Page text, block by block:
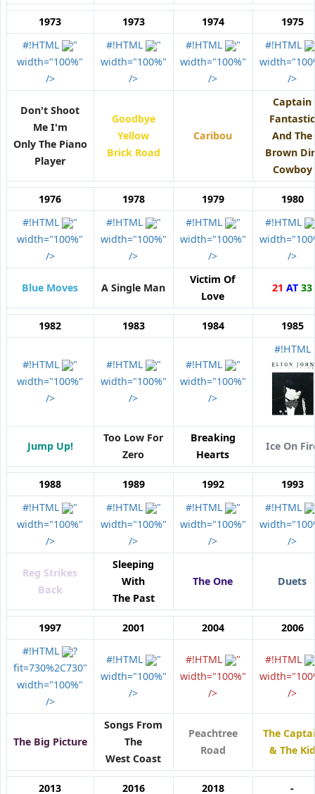
1973 1973 1974
1975
#!HTML
"
width="100%"
/>
#!HTML
"
width="100%"
/>
#!HTML
"
width="100%"
/>
#!HTML
/>
Don't Shoot
Me I'm
Only The Piano
Player
Goodbye
Yellow
Brick Road
Caribou
Captain
Fantastic
And The
Brown
Cowboy
1976 1978 1979
1980
#!HTML
"
width="100%"
/>
#!HTML
"
width="100%"
/>
#!HTML
"
width="100%"
/>
#!HTML
/>
Blue Moves A Single Man
Victim Of
Love
21 AT 33
1982 1983 1984 1985
#!HTML
"
width="100%"
/>
#!HTML
"
width="100%"
/>
#!HTML
"
width="100%"
/>
#!HTML
Jump Up!
Too Low For
Zero
Breaking
Hearts
Ice On
1988 1989 1992
1993
#!HTML
"
width="100%"
/>
#!HTML
"
width="100%"
/>
#!HTML
"
width="100%"
/>
#!HTML
/>
Reg Strikes
Back
Sleeping
With
The Past
The One Duets
1997 2001 2004
2006
#!HTML
?
fit=730%2C730"
width="100%"
/>
#!HTML
"
width="100%"
/>
#!HTML
"
width="100%"
/>
#!HTML
/>
The Big Picture
Songs From
The
West Coast
Peachtree
Road
The
& The Kid
2013 2016 2018
-